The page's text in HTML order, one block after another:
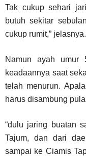
Tak cukup sehari
butuh sekitar
cukup rumit,” jelasnya.
Namun ayah umur
keadaannya saat
telah menurun.
harus disambung
“dulu jaring buatan
Tajum, dan dari
sampai ke Ciamis